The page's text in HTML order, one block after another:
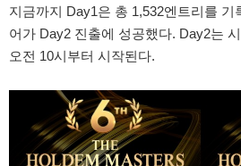
지금까지 Day1은 총 1,532엔트리를 기
어가 Day2 진출에 성공했다. Day2는
오전 10시부터 시작된다.